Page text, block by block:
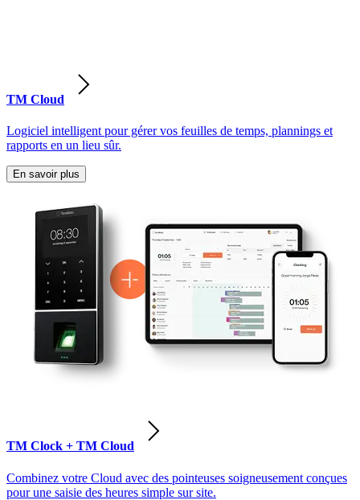
TM Cloud
Logiciel intelligent pour gérer vos feuilles de temps, plannings et
rapports en un lieu sûr.
En savoir plus
TM Clock + TM Cloud
Combinez votre Cloud avec des pointeuses soigneusement conçues
pour une saisie des heures simple sur site.